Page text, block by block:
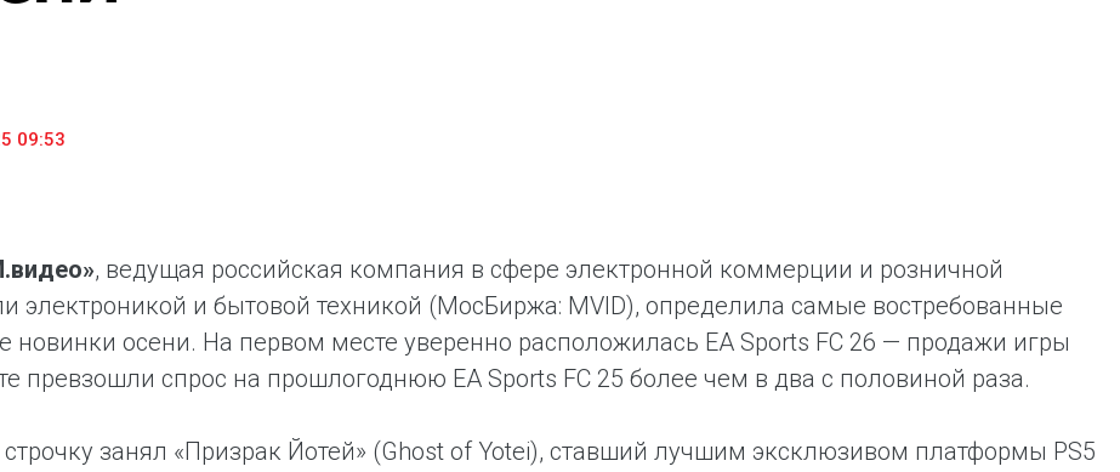
09:53
, ведущая российская компания в сфере электронной коммерции и розничной
электроникой и бытовой техникой (МосБиржа: MVID), определила самые востребованные
новинки осени. На первом месте уверенно расположилась EA Sports FC 26 — продажи игры
превзошли спрос на прошлогоднюю EA Sports FC 25 более чем в два с половиной раза.
занял «Призрак Йотей» (Ghost of Yotei), ставший лучшим эксклюзивом платформы PS5